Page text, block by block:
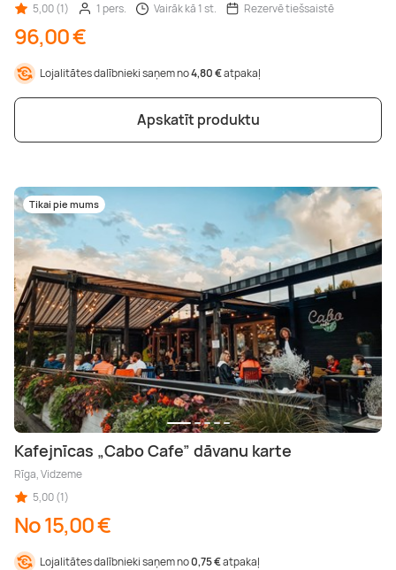
5,00 (1)
1 pers. Vairāk kā 1 st. Rezervē tiešsaistē
96,00 €
Lojalitātes dalībnieki saņem no4,80 €atpakaļ
Apskatīt produktu
Tikai pie mums
Kafejnīcas „Cabo Cafe” dāvanu karte
Rīga, Vidzeme
5,00 (1)
No 15,00 €
Lojalitātes dalībnieki saņem no0,75 €atpakaļ